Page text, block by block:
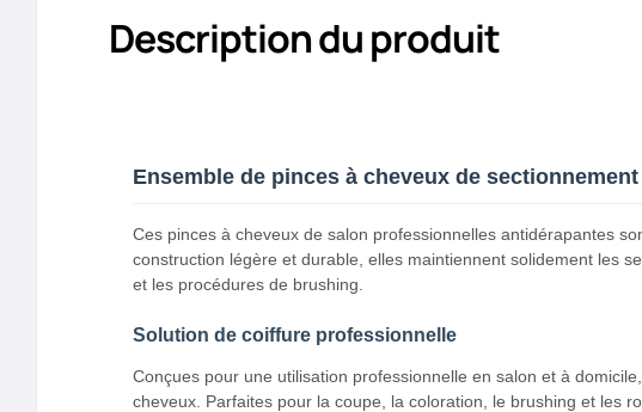
Description du produit
Ensemble de pinces à cheveux de
Ces pinces à cheveux de salon professionnelles antidérapantes
construction légère et durable, elles maintiennent solidement les
et les procédures de brushing.
Solution de coiffure professionnelle
Conçues pour une utilisation professionnelle en salon et à
cheveux. Parfaites pour la coupe, la coloration, le brushing et les